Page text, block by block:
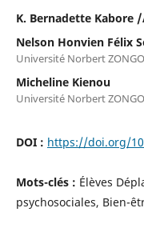
K. Bernadette Kabore
Nelson Honvien Félix
Université Norbert ZONGO
Micheline Kienou
Université Norbert ZONGO
DOI : https://doi.org/
Mots-clés : Élèves
psychosociales, Bien-